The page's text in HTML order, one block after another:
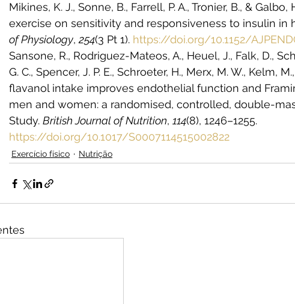
Mikines, K. J., Sonne, B., Farrell, P. A., Tronier, B., &
exercise on sensitivity and responsiveness to insulin in
of Physiology, 254(3 Pt 1). https://doi.org/10.1152/
Sansone, R., Rodriguez-Mateos, A., Heuel, J., Falk, D.,
G. C., Spencer, J. P. E., Schroeter, H., Merx, M. W., Kelm,
flavanol intake improves endothelial function and
men and women: a randomised, controlled, double-
Study. British Journal of Nutrition, 114(8), 1246–1255.
https://doi.org/10.1017/S0007114515002822
Exercício físico Nutrição